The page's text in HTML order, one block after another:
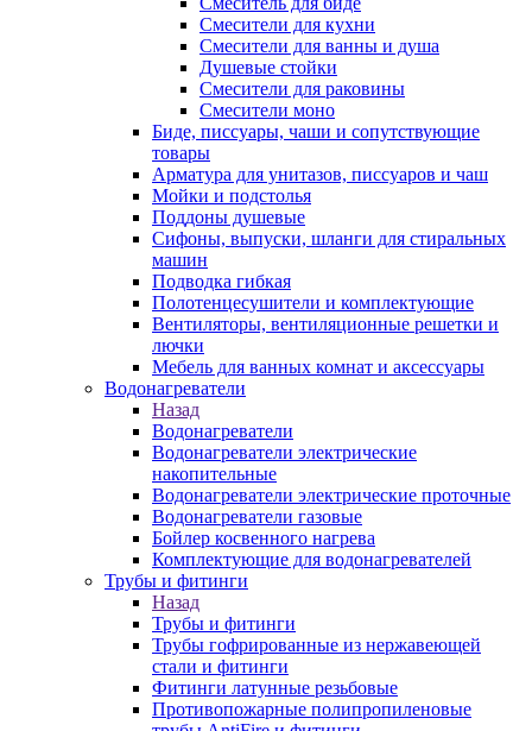
Смесители для кухни
Смесители для ванны и душа
Душевые стойки
Смесители для раковины
Смесители моно
Биде, писсуары, чаши и сопутствующие
товары
Арматура для унитазов, писсуаров и чаш
Мойки и подстолья
Поддоны душевые
Сифоны, выпуски, шланги для стиральных
машин
Подводка гибкая
Полотенцесушители и комплектующие
Вентиляторы, вентиляционные решетки и
лючки
Мебель для ванных комнат и аксессуары
Водонагреватели
Назад
Водонагреватели
Водонагреватели электрические
накопительные
Водонагреватели электрические проточные
Водонагреватели газовые
Бойлер косвенного нагрева
Комплектующие для водонагревателей
Трубы и фитинги
Назад
Трубы и фитинги
Трубы гофрированные из нержавеющей
стали и фитинги
Фитинги латунные резьбовые
Противопожарные полипропиленовые